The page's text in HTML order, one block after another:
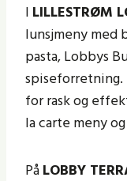
I LILLESTRØM
lunsjmeny med
pasta, Lobbys
spiseforretning.
for rask og
la carte meny
PåLOBBY